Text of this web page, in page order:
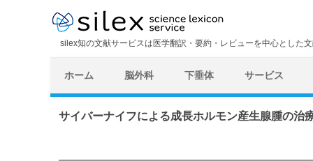
silex知の文献サービスは医学翻訳・要約・レビューを中心とした
ホーム 脳外科 下垂体 サービス
サイバーナイフによる成長ホルモン産生腺腫の治